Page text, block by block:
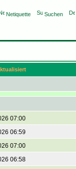
Netiquette Suchen
07:00
06:59
07:00
06:58